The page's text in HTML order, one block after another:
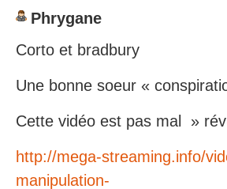
Phrygane
Corto et bradbury
Une bonne soeur «
Cette vidéo est pas mal »
http://mega-streaming.info/
manipulation-